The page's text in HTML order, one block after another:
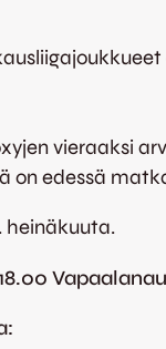
vieraaksi
on edessä
heinäkuuta.